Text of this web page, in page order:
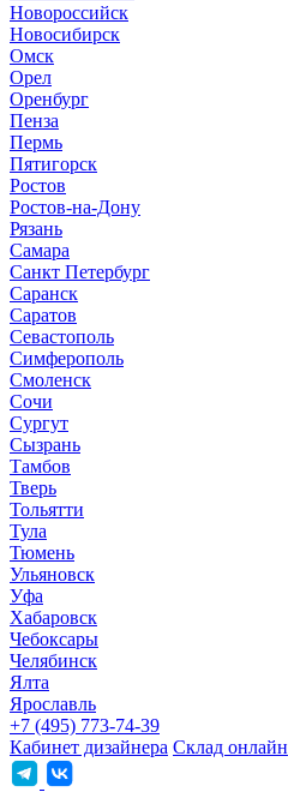
Новороссийск
Новосибирск
Омск
Орел
Оренбург
Пенза
Пермь
Пятигорск
Ростов
Ростов-на-Дону
Рязань
Самара
Санкт Петербург
Саранск
Саратов
Севастополь
Симферополь
Смоленск
Сочи
Сургут
Сызрань
Тамбов
Тверь
Тольятти
Тула
Тюмень
Ульяновск
Уфа
Хабаровск
Чебоксары
Челябинск
Ялта
Ярославль
+7 (495) 773-74-39
Кабинет дизайнера Склад онлайн